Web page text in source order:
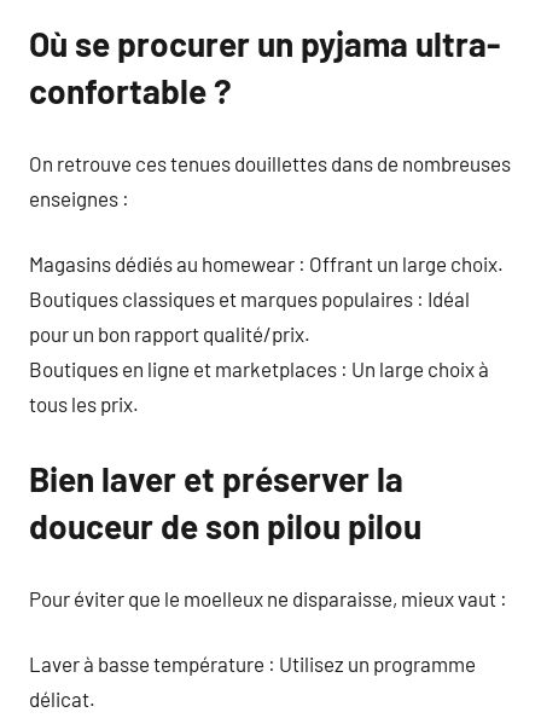
Où se procurer un pyjama ultra-
confortable ?
On retrouve ces tenues douillettes dans de nombreuses
enseignes :
Magasins dédiés au homewear : Offrant un large choix.
Boutiques classiques et marques populaires : Idéal
pour un bon rapport qualité/prix.
Boutiques en ligne et marketplaces : Un large choix à
tous les prix.
Bien laver et préserver la
douceur de son pilou pilou
Pour éviter que le moelleux ne disparaisse, mieux vaut :
Laver à basse température : Utilisez un programme
délicat.